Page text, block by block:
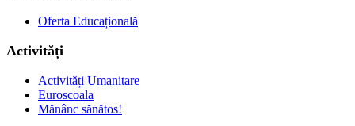
Oferta Educațională
Activități
Activități Umanitare
Euroscoala
Mănânc sănătos!